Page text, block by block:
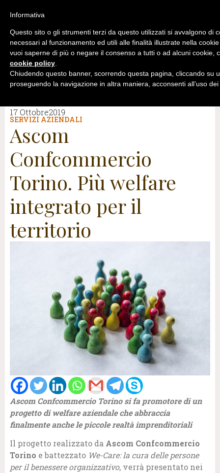
17 Ottobre2019
SERVIZI AZIENDALI
Ascom
Confcommercio
Torino. Più welfare
integrato per il
territorio
Ascom Confcommercio Torino si fa promotore di un
progetto di welfare aziendale che abbraccia
finalmente anche le piccole realtà imprenditoriali
Il progetto realizzato da Ascom Confcommercio
Torino e battezzato We-Care: la cura delle persone
per il benessere organizzativo, verrà presentato nei
Informativa
Questo sito o gli strumenti terzi da questo utilizzati si avvalgono di
necessari al funzionamento ed utili alle finalità illustrate nella
vuoi saperne di più o negare il consenso a tutti o ad alcuni cookie,
cookie policy.
Chiudendo questo banner, scorrendo questa pagina, cliccando su
proseguendo la navigazione in altra maniera, acconsenti all’uso